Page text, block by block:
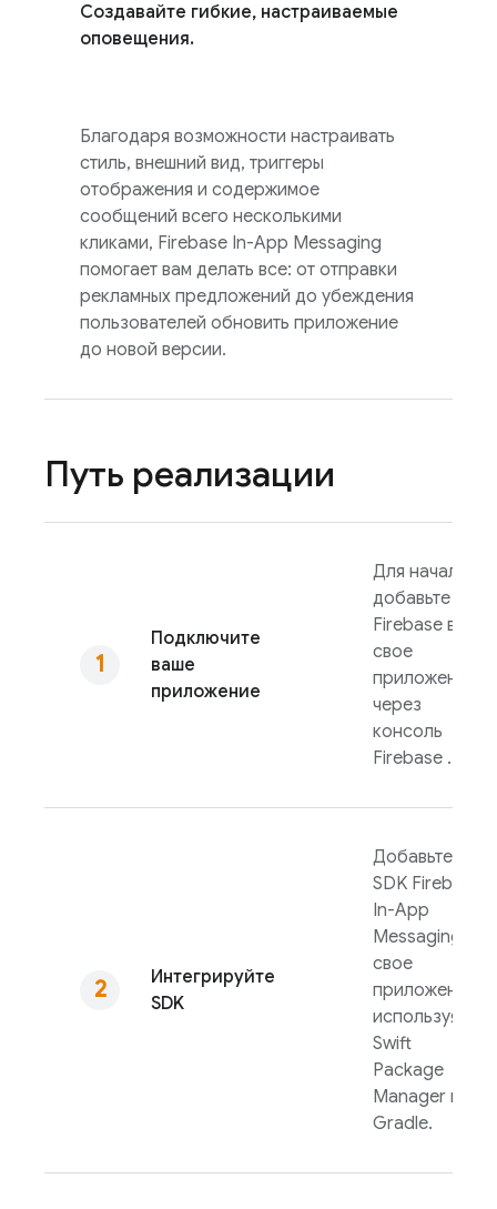
Создавайте гибкие, настраиваемые
оповещения.
Благодаря возможности настраивать
стиль, внешний вид, триггеры
отображения и содержимое
сообщений всего несколькими
кликами, Firebase In-App Messaging
помогает вам делать все: от отправки
рекламных предложений до убеждения
пользователей обновить приложение
до новой версии.
Путь реализации
Подключите
ваше
приложение
Для начала
добавьте
Firebase в
свое
приложение
через
консоль
Firebase .
Интегрируйте
SDK
Добавьте
SDK Firebase
In-App
Messaging
свое
приложение,
используя
Swift
Package
Manager или
Gradle.